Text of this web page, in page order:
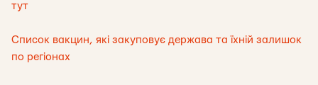
тут
Список вакцин, які закуповує держава та їхній залишок
по регіонах